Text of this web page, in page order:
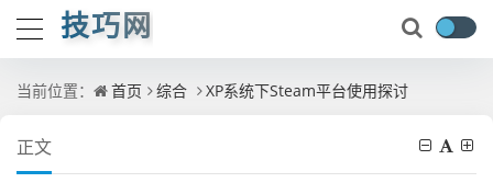
技巧网
当前位置： 首页 综合 XP系统下Steam平台使用探讨
正文